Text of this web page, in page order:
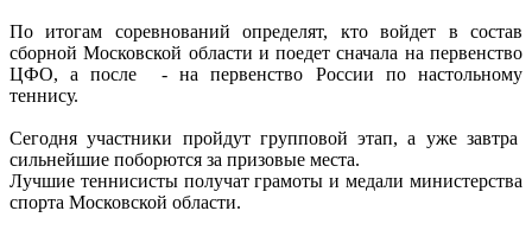
По итогам соревнований определят, кто войдет в состав
сборной Московской области и поедет сначала на первенство
ЦФО, а после - на первенство России по настольному
теннису.
Сегодня участники пройдут групповой этап, а уже завтра
сильнейшие поборются за призовые места.
Лучшие теннисисты получат грамоты и медали министерства
спорта Московской области.